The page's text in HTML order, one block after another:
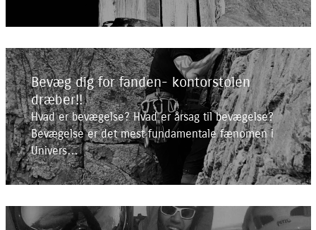
Bevæg dig for fanden- kontorstolen
dræber!!
Hvad er bevægelse? Hvad er årsag til bevægelse?
Bevægelse er det mest fundamentale fænomen i
Univers…